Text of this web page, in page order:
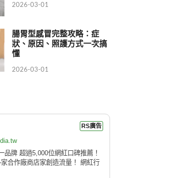
2026-03-01
腸胃型感冒完整攻略：症
狀、原因、照護方式一次搞
懂
2026-03-01
RS廣告
品牌 超過5,000位網紅口碑推薦！
合作廠商店家創造流量！ 網紅行